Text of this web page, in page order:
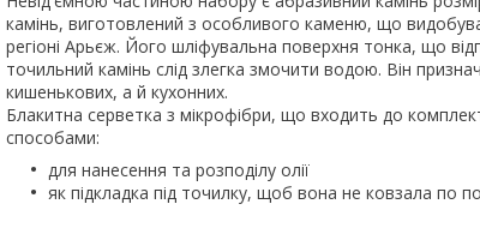
камінь, виготовлений з особливого каменю, що
регіоні Арьєж. Його шліфувальна поверхня тонка, що
точильний камінь слід злегка змочити водою. Він
кишенькових, а й кухонних.
Блакитна серветка з мікрофібри, що входить до
способами:
для нанесення та розподілу олії
як підкладка під точилку, щоб вона не ковзала по